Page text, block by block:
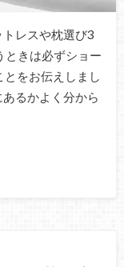
レスや枕選び3
ときは必ずショー
をお伝えしまし
るかよく分から